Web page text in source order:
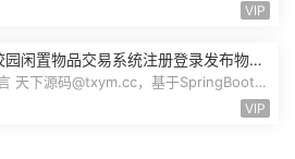
VIP
园闲置物品交易系统注册登录发布物品
物品交易文章资讯商家管理源码
天下源码@txym.cc，基于SpringBoot的
VIP